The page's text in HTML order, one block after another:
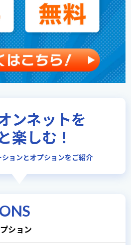
ンネットを
楽しむ！
ョンとオプションをご紹介
ション